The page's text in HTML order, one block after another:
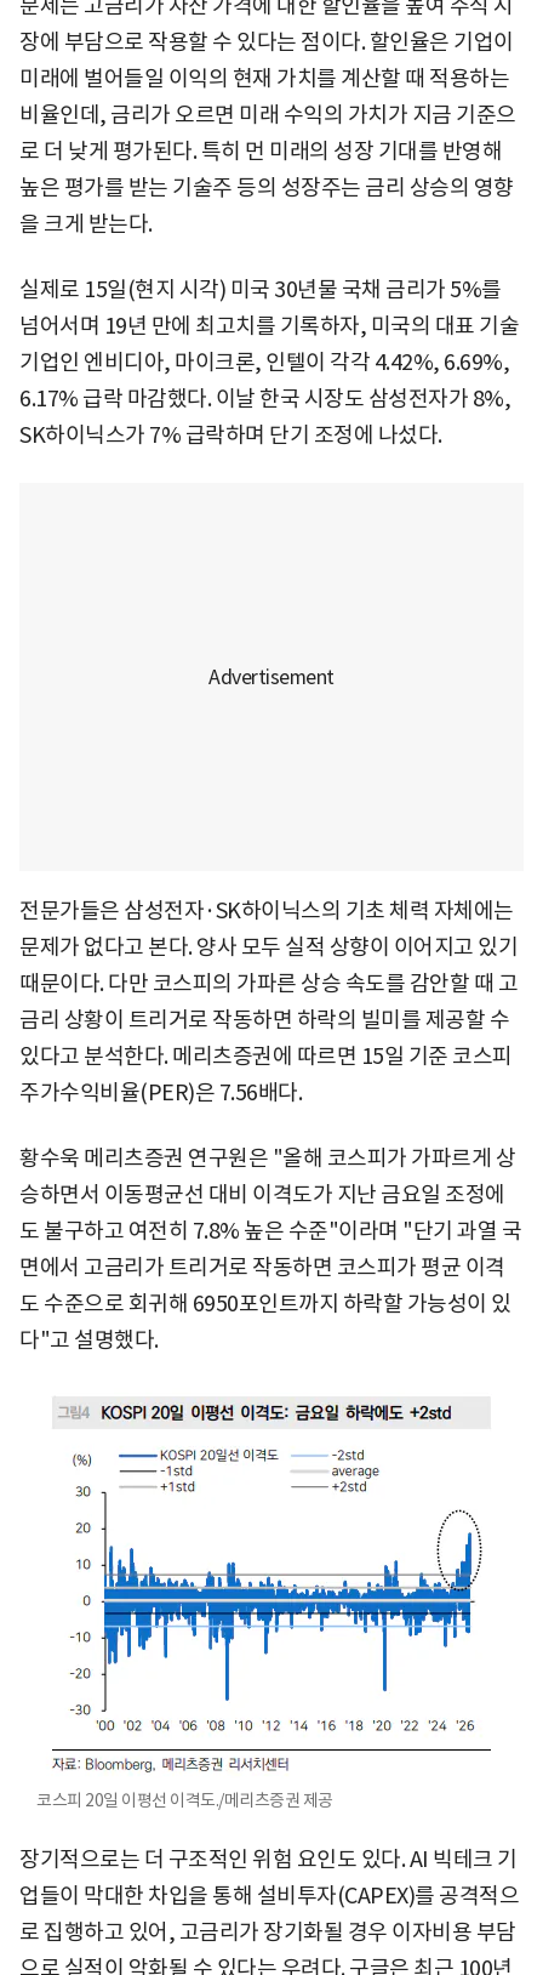
장에 부담으로 작용할 수 있다는 점이다. 할인율은 기업이
미래에 벌어들일 이익의 현재 가치를 계산할 때 적용하는
비율인데, 금리가 오르면 미래 수익의 가치가 지금 기준으
로 더 낮게 평가된다. 특히 먼 미래의 성장 기대를 반영해
높은 평가를 받는 기술주 등의 성장주는 금리 상승의 영향
을 크게 받는다.
실제로 15일(현지 시각) 미국 30년물 국채 금리가 5%를
넘어서며 19년 만에 최고치를 기록하자, 미국의 대표 기술
기업인 엔비디아, 마이크론, 인텔이 각각 4.42%, 6.69%,
6.17% 급락 마감했다. 이날 한국 시장도 삼성전자가 8%,
SK하이닉스가 7% 급락하며 단기 조정에 나섰다.
전문가들은 삼성전자·SK하이닉스의 기초 체력 자체에는
문제가 없다고 본다. 양사 모두 실적 상향이 이어지고 있기
때문이다. 다만 코스피의 가파른 상승 속도를 감안할 때 고
금리 상황이 트리거로 작동하면 하락의 빌미를 제공할 수
있다고 분석한다. 메리츠증권에 따르면 15일 기준 코스피
주가수익비율(PER)은 7.56배다.
황수욱 메리츠증권 연구원은 "올해 코스피가 가파르게 상
승하면서 이동평균선 대비 이격도가 지난 금요일 조정에
도 불구하고 여전히 7.8% 높은 수준"이라며 "단기 과열 국
면에서 고금리가 트리거로 작동하면 코스피가 평균 이격
도 수준으로 회귀해 6950포인트까지 하락할 가능성이 있
다"고 설명했다.
코스피 20일 이평선 이격도./메리츠증권 제공
장기적으로는 더 구조적인 위험 요인도 있다. AI 빅테크 기
업들이 막대한 차입을 통해 설비투자(CAPEX)를 공격적으
로 집행하고 있어, 고금리가 장기화될 경우 이자비용 부담
으로 실적이 악화될 수 있다는 우려다. 구글은 최근 100년